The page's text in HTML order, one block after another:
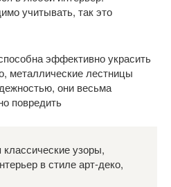
учитывать, так это
эффективно украсить
металлические лестницы
они весьма
повредить
узоры,
в стиле арт-деко,